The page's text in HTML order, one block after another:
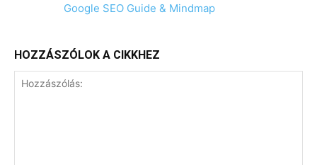
Google SEO Guide & Mindmap
HOZZÁSZÓLOK A CIKKHEZ